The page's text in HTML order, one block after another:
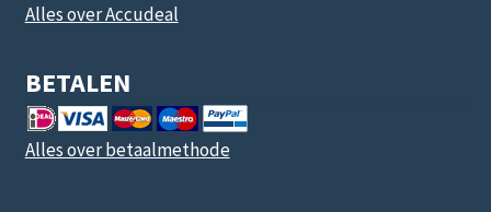
Alles over Accudeal
BETALEN
Alles over betaalmethode